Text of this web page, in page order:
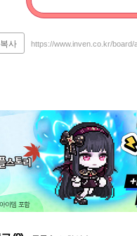
사 https://www.inven.co.kr/board/